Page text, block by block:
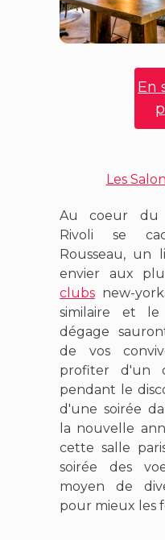
En
Les
Au coeur du
Rivoli se
Rousseau, un
envier aux
clubs new-
similaire et
dégage
de vos
profiter d'un
pendant le
d'une soirée
la nouvelle
cette salle
soirée des
moyen de
pour mieux les